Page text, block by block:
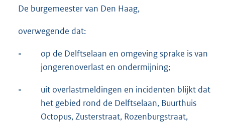
De burgemeester van Den Haag,
overwegende dat:
-
op de Delftselaan en omgeving sprake is van
jongerenoverlast en ondermijning;
-
uit overlastmeldingen en incidenten blijkt dat
het gebied rond de Delftselaan, Buurthuis
Octopus, Zusterstraat, Rozenburgstraat,